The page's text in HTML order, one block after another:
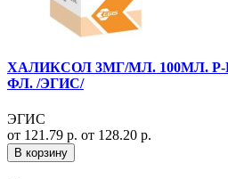
ХАЛИКСОЛ 3МГ/МЛ. 100МЛ.
ФЛ. /ЭГИС/
ЭГИС
от 121.79 р. от 128.20 р.
В корзину